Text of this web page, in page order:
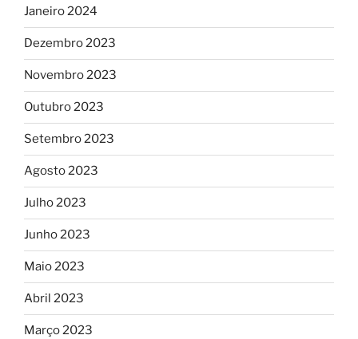
Janeiro 2024
Dezembro 2023
Novembro 2023
Outubro 2023
Setembro 2023
Agosto 2023
Julho 2023
Junho 2023
Maio 2023
Abril 2023
Março 2023